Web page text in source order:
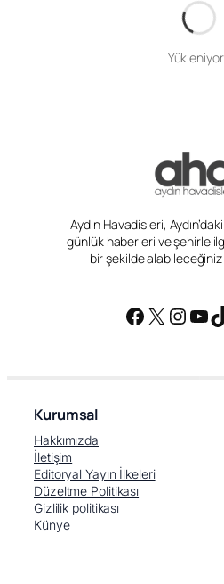
Aydın Havadisleri,
günlük haberleri ve şehirle
bir şekilde
Facebook
X
Kurumsal
Hakkımızda
İletişim
Editoryal Yayın İlkeleri
Düzeltme Politikası
Gizlilik politikası
Künye